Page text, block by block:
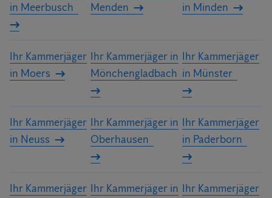
in Meerbusch
Menden
in Minden
Ihr Kammerjäger
in Moers
Ihr Kammerjäger in
Mönchengladbach
Ihr Kammerjäger
in Münster
Ihr Kammerjäger
in Neuss
Ihr Kammerjäger in
Oberhausen
Ihr Kammerjäger
in Paderborn
Ihr Kammerjäger Ihr Kammerjäger in Ihr Kammerjäger